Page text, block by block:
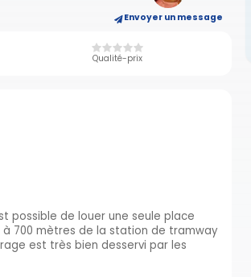
Envoyer un message
Qualité-prix
possible de louer une seule place
700 mètres de la station de tramway
est très bien desservi par les